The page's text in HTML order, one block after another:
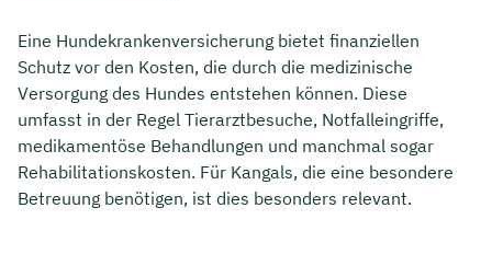
Eine Hundekrankenversicherung bietet finanziellen
Schutz vor den Kosten, die durch die medizinische
Versorgung des Hundes entstehen können. Diese
umfasst in der Regel Tierarztbesuche, Notfalleingriffe,
medikamentöse Behandlungen und manchmal sogar
Rehabilitationskosten. Für Kangals, die eine besondere
Betreuung benötigen, ist dies besonders relevant.